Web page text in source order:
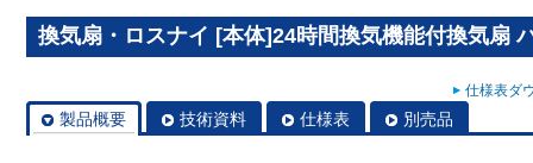
換気扇・ロスナイ [本体]24時間換気機能付換気扇
仕様表ダ
製品概要 技術資料 仕様表 別売品